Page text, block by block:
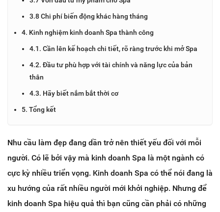
3.8 Chi phí biến động khác hàng tháng
4. Kinh nghiệm kinh doanh Spa thành công
4.1. Cần lên kế hoạch chi tiết, rõ ràng trước khi mở Spa
4.2. Đầu tư phù hợp với tài chính và năng lực của bản
thân
4.3. Hãy biết nắm bắt thời cơ
5. Tổng kết
Nhu cầu làm đẹp đang dần trở nên thiết yếu đối với mỗi
người. Có lẽ bởi vậy mà kinh doanh Spa là một ngành có
cực kỳ nhiều triển vọng. Kinh doanh Spa có thể nói đang là
xu hướng của rất nhiều người mới khởi nghiệp. Nhưng để
kinh doanh Spa hiệu quả thì bạn cũng cần phải có những